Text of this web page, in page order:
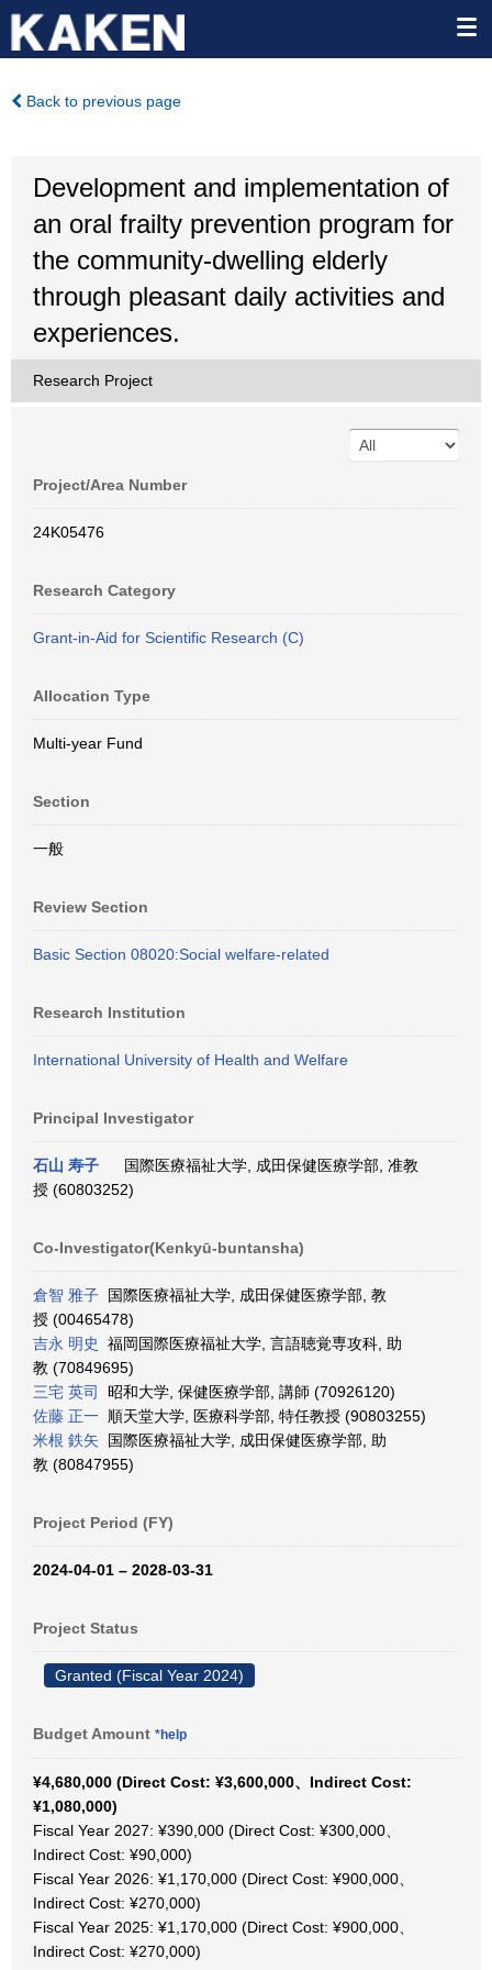
Back to previous page
Development and implementation of
an oral frailty prevention program for
the community-dwelling elderly
through pleasant daily activities and
experiences.
Research Project
Project/Area Number
24K05476
Research Category
Grant-in-Aid for Scientific Research (C)
Allocation Type
Multi-year Fund
Section
一般
Review Section
Basic Section 08020:Social welfare-related
Research Institution
International University of Health and Welfare
Principal Investigator
石山 寿子
国際医療福祉大学, 成田保健医療学部, 准教
授 (60803252)
Co-Investigator(Kenkyū-buntansha)
倉智 雅子 国際医療福祉大学, 成田保健医療学部, 教
授 (00465478)
吉永 明史
福岡国際医療福祉大学, 言語聴覚専攻科, 助
教 (70849695)
三宅 英司
昭和大学, 保健医療学部, 講師 (70926120)
佐藤 正一 順天堂大学, 医療科学部, 特任教授 (90803255)
米根 鉄矢 国際医療福祉大学, 成田保健医療学部, 助
教 (80847955)
Project Period (FY)
2024-04-01 – 2028-03-31
Project Status
Granted (Fiscal Year 2024)
Budget Amount *help
¥4,680,000 (Direct Cost: ¥3,600,000、Indirect Cost:
¥1,080,000)
Fiscal Year 2027: ¥390,000 (Direct Cost: ¥300,000、
Indirect Cost: ¥90,000)
Fiscal Year 2026: ¥1,170,000 (Direct Cost: ¥900,000、
Indirect Cost: ¥270,000)
Fiscal Year 2025: ¥1,170,000 (Direct Cost: ¥900,000、
Indirect Cost: ¥270,000)